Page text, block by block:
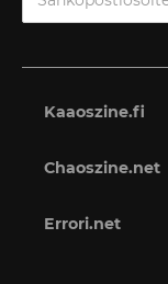
Kaaoszine.fi
Chaoszine.net
Errori.net